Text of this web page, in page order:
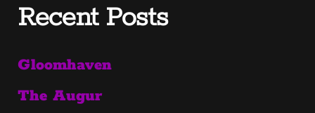
Recent Posts
Gloomhaven
The Augur